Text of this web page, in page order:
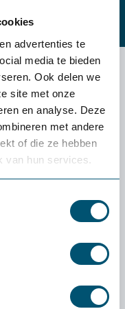
advertenties te
media te bieden
Ook delen we
site met onze
en analyse. Deze
met andere
of die ze hebben
van hun services.
rug
hulpmiddelen dan
je wervelkolom
druk en spanning op je
snel vermoeid
Onze oplossingen
maar een deel van
zitten. Denk
te
eenvoudig van tafel